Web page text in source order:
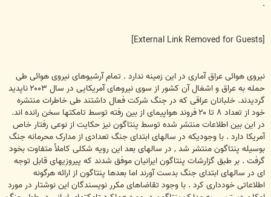
نيروی هوائی عراق آماری در اين زمينه ندارد . تمام آرشيوهای نيروی هوائی طی
حمله به عراق و اشغال آن کشور از سوی نيروهای آمريکايی در سال ۲۰۰۳ ناپديد
گرديدند. خلبانان عراقی که در جنگ شرکت فعال داشتند طی خاطرات منتشره
خود از تعداد ۸ تا ۲۰ فروند هواپيمای از بين رفته توسط تامکتها سخن رانده اند.
در اين بين اطلاعات منتشر شده توسط پنتاگون نيز حکايت از نوعی رفتار خاص
آمريکا دارد . با وجوديکه در سالهای ابتدای جنگ تعدادی از مدارک محرمانه جنگ
بوسيله پنتاگون منتشر شد , در سالهای بعد اين رويه شکلی کاملأ متفاوت بخود
گرفت . بر طبق گزارشات پنتاگون ايرانيان موفق شدند که پيروزيهای قابل توجه
ای در سالهای ابتدای جنگ بدست آورند اما بعدها پنتاگون از ارائه هرگونه
اطلاعاتی خودداری کرد . با وجود تقاضاهای مکرر نويسندگان اين نوشتار در مورد